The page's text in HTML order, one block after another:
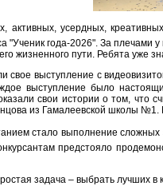
активных, усердных,
"Ученик года-2026". За плечами
жизненного пути. Ребята уже
свое выступление с
выступление было
свои истории о том, что
из Гамалеевской школы
стало выполнение сложных
предстояло
задача – выбрать лучших в